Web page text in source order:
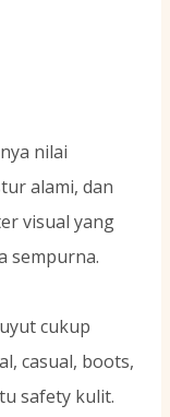
nilai
alami, dan
visual yang
sempurna.
cukup
casual, boots,
safety kulit.